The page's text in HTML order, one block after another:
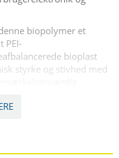
biopolymer et
PEI-
bioplast
styrke og stivhed med